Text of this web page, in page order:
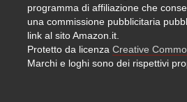
programma di affiliazione che
una commissione pubblicitaria
link al sito Amazon.it.
Protetto da licenza Creative
Marchi e loghi sono dei rispettivi